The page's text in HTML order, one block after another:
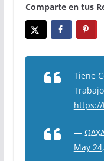
Comparte en tus
Tiene
https://
—
May